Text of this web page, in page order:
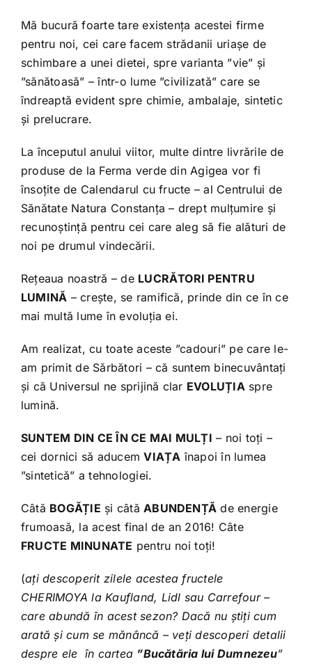
Mă bucură foarte tare existența acestei firme
pentru noi, cei care facem strădanii uriașe de
schimbare a unei dietei, spre varianta ”vie” și
”sănătoasă” – într-o lume ”civilizată” care se
îndreaptă evident spre chimie, ambalaje, sintetic
și prelucrare.
La începutul anului viitor, multe dintre livrările de
produse de la Ferma verde din Agigea vor fi
însoțite de Calendarul cu fructe – al Centrului de
Sănătate Natura Constanța – drept mulțumire și
recunoștință pentru cei care aleg să fie alături de
noi pe drumul vindecării.
Rețeaua noastră – de LUCRĂTORI PENTRU
LUMINĂ – crește, se ramifică, prinde din ce în ce
mai multă lume în evoluția ei.
Am realizat, cu toate aceste ”cadouri” pe care le-
am primit de Sărbători – că suntem binecuvântați
și că Universul ne sprijină clar EVOLUȚIA spre
lumină.
SUNTEM DIN CE ÎN CE MAI MULȚI – noi toți –
cei dornici să aducemVIAȚA înapoi în lumea
”sintetică” a tehnologiei.
Câtă BOGĂȚIE și câtăABUNDENȚĂ de energie
frumoasă, la acest final de an 2016! Câte
FRUCTE MINUNATE pentru noi toți!
(ați descoperit zilele acestea fructele
CHERIMOYA la Kaufland, Lidl sau Carrefour –
care abundă în acest sezon? Dacă nu știți cum
arată și cum se mănâncă – veți descoperi detalii
despre ele în cartea ”Bucătăria lui Dumnezeu”